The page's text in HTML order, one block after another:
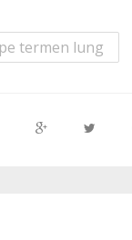
termen lung